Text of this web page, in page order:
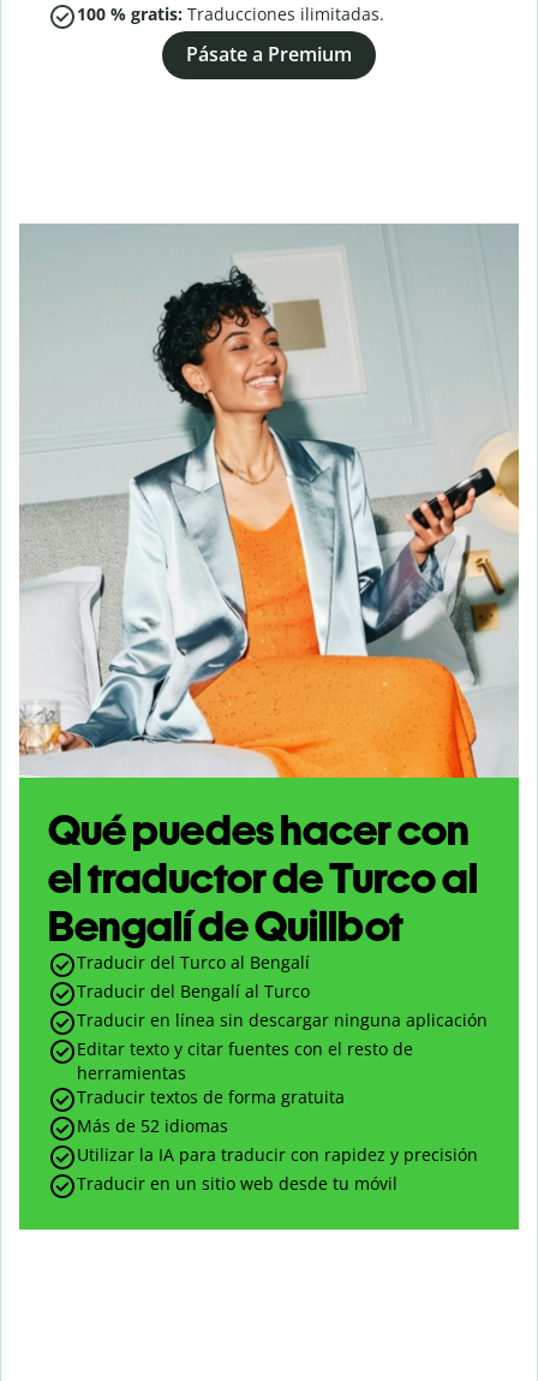
100 % gratis: Traducciones ilimitadas.
Pásate a Premium
Qué puedes hacer con
el traductor de Turco al
Bengalí de Quillbot
Traducir del Turco al Bengalí
Traducir del Bengalí al Turco
Traducir en línea sin descargar ninguna aplicación
Editar texto y citar fuentes con el resto de
herramientas
Traducir textos de forma gratuita
Más de 52 idiomas
Utilizar la IA para traducir con rapidez y precisión
Traducir en un sitio web desde tu móvil